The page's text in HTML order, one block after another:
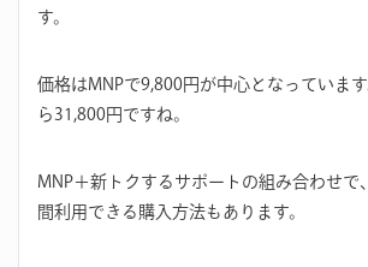
す。
価格はMNPで9,800円が中心となっていま
ら31,800円ですね。
MNP＋新トクするサポートの組み合わせで
間利用できる購入方法もあります。